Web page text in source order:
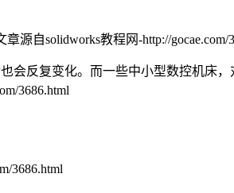
章源自solidworks教程网-http://gocae.com/
反复变化。而一些中小型数控机床
3686.html
3686.html